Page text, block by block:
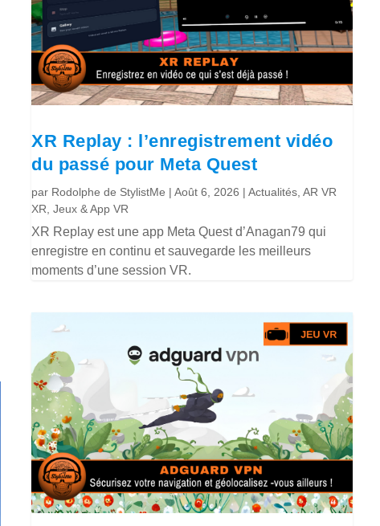
XR Replay : l’enregistrement vidéo
du passé pour Meta Quest
par Rodolphe de StylistMe |Août 6, 2026 |Actualités ,AR VR
XR ,Jeux & App VR
XR Replay est une app Meta Quest d’Anagan79 qui
enregistre en continu et sauvegarde les meilleurs
moments d’une session VR.